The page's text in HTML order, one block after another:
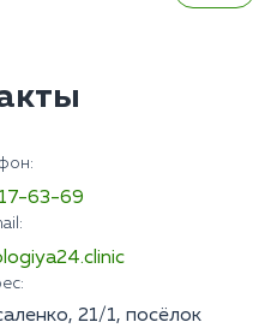
63-69
21/1, посёлок